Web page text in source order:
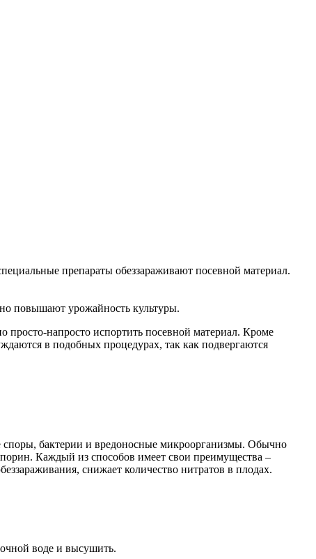
препараты обеззараживают посевной материал.
повышают урожайность культуры.
просто-напросто испортить посевной материал. Кроме
в подобных процедурах, так как подвергаются
споры, бактерии и вредоносные микроорганизмы. Обычно
Каждый из способов имеет свои преимущества –
снижает количество нитратов в плодах.
воде и высушить.